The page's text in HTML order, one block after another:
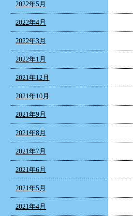
2022年5月
2022年4月
2022年3月
2022年1月
2021年12月
2021年10月
2021年9月
2021年8月
2021年7月
2021年6月
2021年5月
2021年4月